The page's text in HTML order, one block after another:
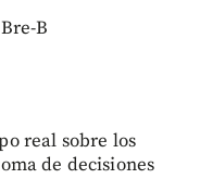
B
real sobre los
de decisiones